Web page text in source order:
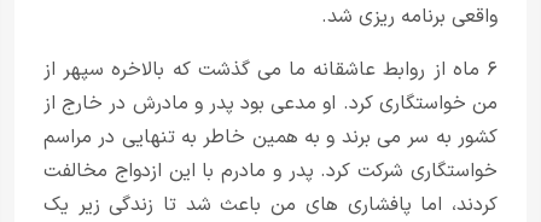
واقعی برنامه ریزی شد.
۶ ماه از روابط عاشقانه ما می گذشت که بالاخره سپهر از
من خواستگاری کرد. او مدعی بود پدر و مادرش در خارج از
کشور به سر می برند و به همین خاطر به تنهایی در مراسم
خواستگاری شرکت کرد. پدر و مادرم با این ازدواج مخالفت
کردند، اما پافشاری های من باعث شد تا زندگی زیر یک